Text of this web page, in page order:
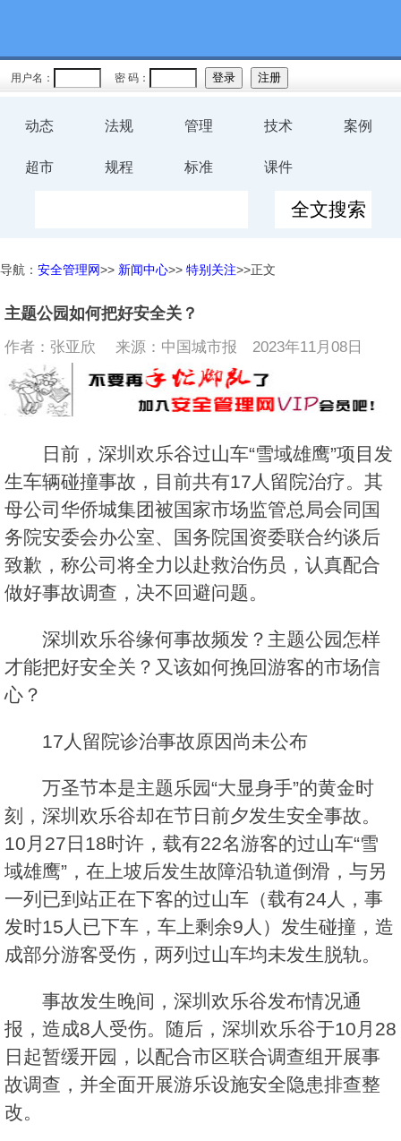
用户名： 密 码：
动态 法规 管理 技术 案例
超市 规程 标准 课件
导航： 安全管理网>> 新闻中心>> 特别关注>>正文
主题公园如何把好安全关？
作者：张亚欣 来源：中国城市报 2023年11月08日
日前，深圳欢乐谷过山车“雪域雄鹰”项目发
生车辆碰撞事故，目前共有17人留院治疗。其
母公司华侨城集团被国家市场监管总局会同国
务院安委会办公室、国务院国资委联合约谈后
致歉，称公司将全力以赴救治伤员，认真配合
做好事故调查，决不回避问题。
深圳欢乐谷缘何事故频发？主题公园怎样
才能把好安全关？又该如何挽回游客的市场信
心？
17人留院诊治事故原因尚未公布
万圣节本是主题乐园“大显身手”的黄金时
刻，深圳欢乐谷却在节日前夕发生安全事故。
10月27日18时许，载有22名游客的过山车“雪
域雄鹰”，在上坡后发生故障沿轨道倒滑，与另
一列已到站正在下客的过山车（载有24人，事
发时15人已下车，车上剩余9人）发生碰撞，造
成部分游客受伤，两列过山车均未发生脱轨。
事故发生晚间，深圳欢乐谷发布情况通
报，造成8人受伤。随后，深圳欢乐谷于10月28
日起暂缓开园，以配合市区联合调查组开展事
故调查，并全面开展游乐设施安全隐患排查整
改。